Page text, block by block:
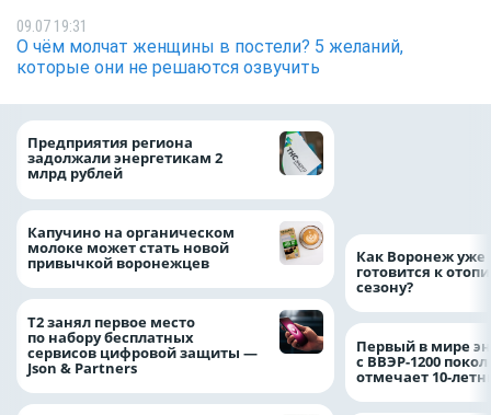
09.07 19:31
О чём молчат женщины в постели? 5 желаний,
которые они не решаются озвучить
Предприятия региона
задолжали энергетикам 2
млрд рублей
Капучино на органическом
молоке может стать новой
привычкой воронежцев
Т2 занял первое место
по набору бесплатных
сервисов цифровой защиты —
Json & Partners
Как Воронеж уже
готовится к
сезону?
Первый в мире
с ВВЭР-1200
отмечает 10-